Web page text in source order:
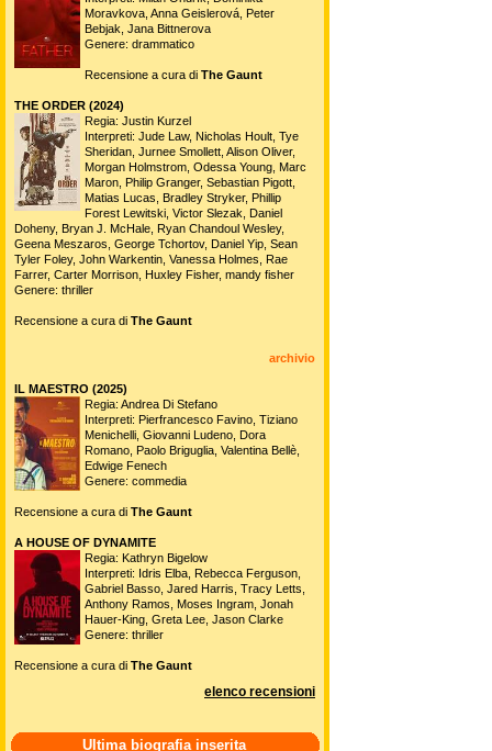
Moravkova, Anna Geislerová, Peter
Bebjak, Jana Bittnerova
Genere: drammatico
Recensione a cura di The Gaunt
THE ORDER (2024)
Regia: Justin Kurzel
Interpreti: Jude Law, Nicholas Hoult, Tye
Sheridan, Jurnee Smollett, Alison Oliver,
Morgan Holmstrom, Odessa Young, Marc
Maron, Philip Granger, Sebastian Pigott,
Matias Lucas, Bradley Stryker, Phillip
Forest Lewitski, Victor Slezak, Daniel
Doheny, Bryan J. McHale, Ryan Chandoul Wesley,
Geena Meszaros, George Tchortov, Daniel Yip, Sean
Tyler Foley, John Warkentin, Vanessa Holmes, Rae
Farrer, Carter Morrison, Huxley Fisher, mandy fisher
Genere: thriller
Recensione a cura di The Gaunt
archivio
IL MAESTRO (2025)
Regia: Andrea Di Stefano
Interpreti: Pierfrancesco Favino, Tiziano
Menichelli, Giovanni Ludeno, Dora
Romano, Paolo Briguglia, Valentina Bellè,
Edwige Fenech
Genere: commedia
Recensione a cura di The Gaunt
A HOUSE OF DYNAMITE
Regia: Kathryn Bigelow
Interpreti: Idris Elba, Rebecca Ferguson,
Gabriel Basso, Jared Harris, Tracy Letts,
Anthony Ramos, Moses Ingram, Jonah
Hauer-King, Greta Lee, Jason Clarke
Genere: thriller
Recensione a cura di The Gaunt
elenco recensioni
Ultima biografia inserita